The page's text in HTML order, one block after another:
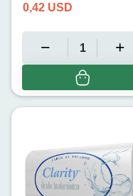
0,42 USD